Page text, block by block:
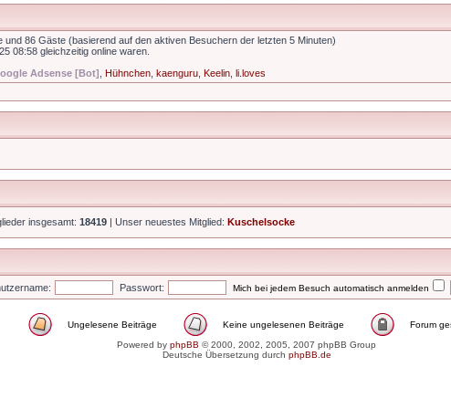
86 Gäste (basierend auf den aktiven Besuchern der letzten 5 Minuten)
08:58 gleichzeitig online waren.
Adsense [Bot] Hühnchen kaenguru Keelin li.loves
insgesamt: 18419 | Unser neuestes Mitglied: Kuschelsocke
Passwort: Mich bei jedem Besuch automatisch anmelden
Ungelesene Beiträge Keine ungelesenen Beiträge
Forum
Powered by phpBB © 2000, 2002, 2005, 2007 phpBB Group
Deutsche Übersetzung durch phpBB.de